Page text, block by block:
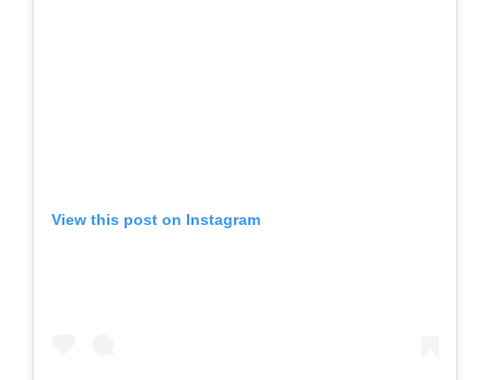
View this post on Instagram